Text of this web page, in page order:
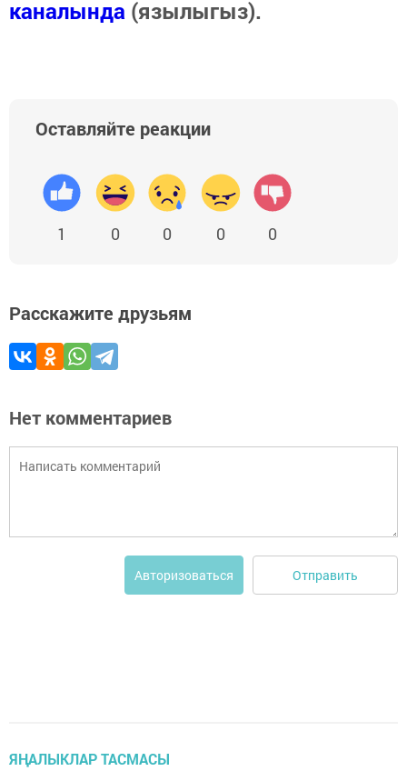
каналында (язылыгыз).
Оставляйте реакции
1 0 0 0 0
Расскажите друзьям
Нет комментариев
Авторизоваться Отправить
ЯҢАЛЫКЛАР ТАСМАСЫ